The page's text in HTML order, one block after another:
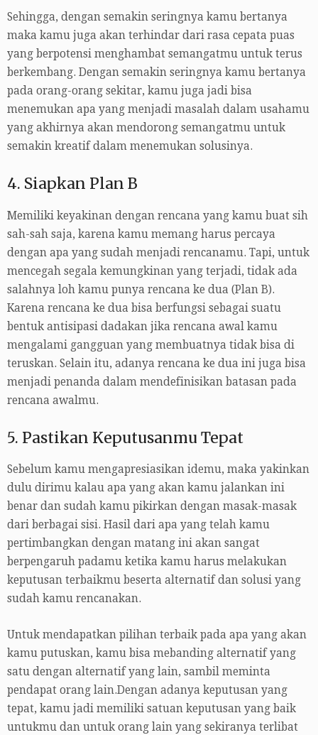
Sehingga, dengan semakin seringnya kamu bertanya
maka kamu juga akan terhindar dari rasa cepata puas
yang berpotensi menghambat semangatmu untuk terus
berkembang. Dengan semakin seringnya kamu bertanya
pada orang-orang sekitar, kamu juga jadi bisa
menemukan apa yang menjadi masalah dalam usahamu
yang akhirnya akan mendorong semangatmu untuk
semakin kreatif dalam menemukan solusinya.
4. Siapkan Plan B
Memiliki keyakinan dengan rencana yang kamu buat sih
sah-sah saja, karena kamu memang harus percaya
dengan apa yang sudah menjadi rencanamu. Tapi, untuk
mencegah segala kemungkinan yang terjadi, tidak ada
salahnya loh kamu punya rencana ke dua (Plan B).
Karena rencana ke dua bisa berfungsi sebagai suatu
bentuk antisipasi dadakan jika rencana awal kamu
mengalami gangguan yang membuatnya tidak bisa di
teruskan. Selain itu, adanya rencana ke dua ini juga bisa
menjadi penanda dalam mendefinisikan batasan pada
rencana awalmu.
5. Pastikan Keputusanmu Tepat
Sebelum kamu mengapresiasikan idemu, maka yakinkan
dulu dirimu kalau apa yang akan kamu jalankan ini
benar dan sudah kamu pikirkan dengan masak-masak
dari berbagai sisi. Hasil dari apa yang telah kamu
pertimbangkan dengan matang ini akan sangat
berpengaruh padamu ketika kamu harus melakukan
keputusan terbaikmu beserta alternatif dan solusi yang
sudah kamu rencanakan.
Untuk mendapatkan pilihan terbaik pada apa yang akan
kamu putuskan, kamu bisa mebanding alternatif yang
satu dengan alternatif yang lain, sambil meminta
pendapat orang lain.Dengan adanya keputusan yang
tepat, kamu jadi memiliki satuan keputusan yang baik
untukmu dan untuk orang lain yang sekiranya terlibat